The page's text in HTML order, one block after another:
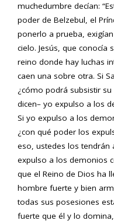
muchedumbre decían:
poder de Belzebul, el
ponerlo a prueba,
cielo. Jesús, que conocía
reino donde hay luchas
caen una sobre otra. Si
¿cómo podrá subsistir
dicen– yo expulso a los
Si yo expulso a los
¿con qué poder los
eso, ustedes los tendrán
expulso a los demonios
que el Reino de Dios ha
hombre fuerte y bien
todas sus posesiones
fuerte que él y lo